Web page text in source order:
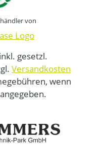
von
gesetzl.
Versandkosten
wenn